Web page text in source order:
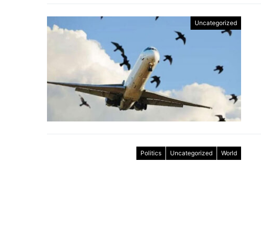
Uncategorized
Politics Uncategorized World